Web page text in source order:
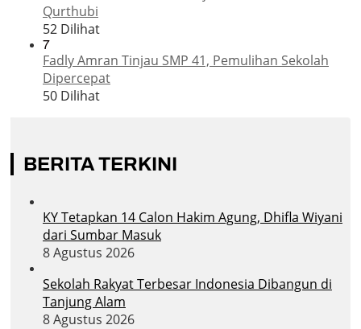
Qurthubi
52 Dilihat
7
Fadly Amran Tinjau SMP 41, Pemulihan Sekolah
Dipercepat
50 Dilihat
BERITA TERKINI
KY Tetapkan 14 Calon Hakim Agung, Dhifla Wiyani
dari Sumbar Masuk
8 Agustus 2026
Sekolah Rakyat Terbesar Indonesia Dibangun di
Tanjung Alam
8 Agustus 2026